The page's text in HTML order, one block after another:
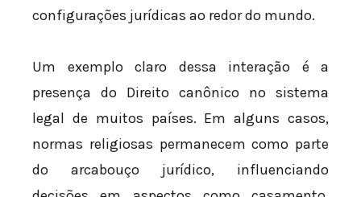
configurações jurídicas ao redor do mundo.
Um exemplo claro dessa interação é a
presença do Direito canônico no sistema
legal de muitos países. Em alguns casos,
normas religiosas permanecem como parte
do arcabouço jurídico, influenciando